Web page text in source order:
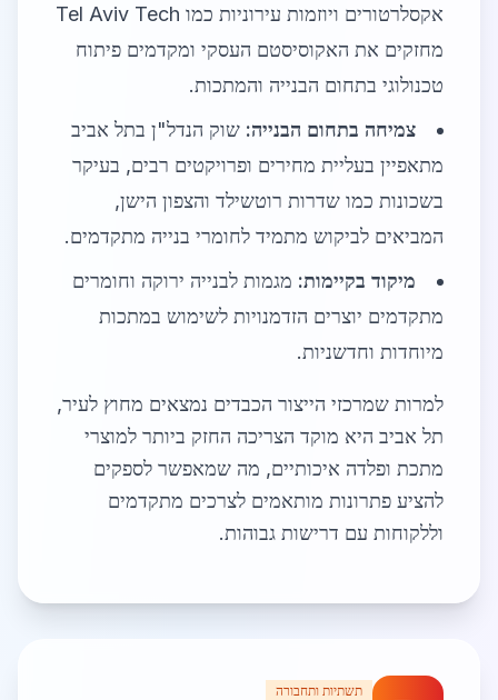
אקסלרטורים ויוזמות עירוניות כמו Tel Aviv Tech
מחזקים את האקוסיסטם העסקי ומקדמים פיתוח
טכנולוגי בתחום הבנייה והמתכות.
צמיחה בתחום הבנייה: שוק הנדל"ן בתל אביב
מתאפיין בעליית מחירים ופרויקטים רבים, בעיקר
בשכונות כמו שדרות רוטשילד והצפון הישן,
המביאים לביקוש מתמיד לחומרי בנייה מתקדמים.
מיקוד בקיימות: מגמות לבנייה ירוקה וחומרים
מתקדמים יוצרים הזדמנויות לשימוש במתכות
מיוחדות וחדשניות.
למרות שמרכזי הייצור הכבדים נמצאים מחוץ לעיר,
תל אביב היא מוקד הצריכה החזק ביותר למוצרי
מתכת ופלדה איכותיים, מה שמאפשר לספקים
להציע פתרונות מותאמים לצרכים מתקדמים
וללקוחות עם דרישות גבוהות.
תשתיות ותחבורה